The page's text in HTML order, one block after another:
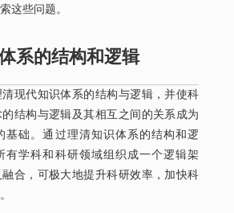
这些问题。
系的结构和逻辑
现代知识体系的结构与逻辑，并使科
结构与逻辑及其相互之间的关系成为
基础。通过理清知识体系的结构和逻
有学科和科研领域组织成一个逻辑架
合，可极大地提升科研效率，加快科